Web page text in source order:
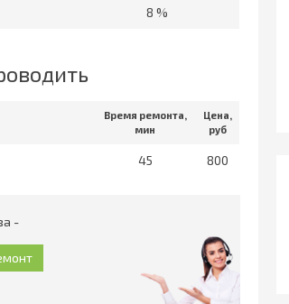
8 %
Время ремонта,
мин
Цена,
руб
45 800
-